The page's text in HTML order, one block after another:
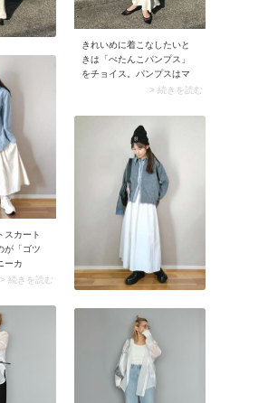
たりマッ
きれいめに着こなしたいと
きは「ぺたんこパンプス」
をチョイス。パンプスはマ
ウンテンパーカーに合わな
が、ヒールのないパンプス
なら違和感なし。スタイリ
ングのコツはクリーンなパ
ンツやスカートを合わせる
こと。パンプスとテイスト
が揃い、コーデがお出かけ
モードに決まります。
> 続きを読む
スカート
が「ゴツ
ーカ
ドスニー
プに注目
> 続きを読む